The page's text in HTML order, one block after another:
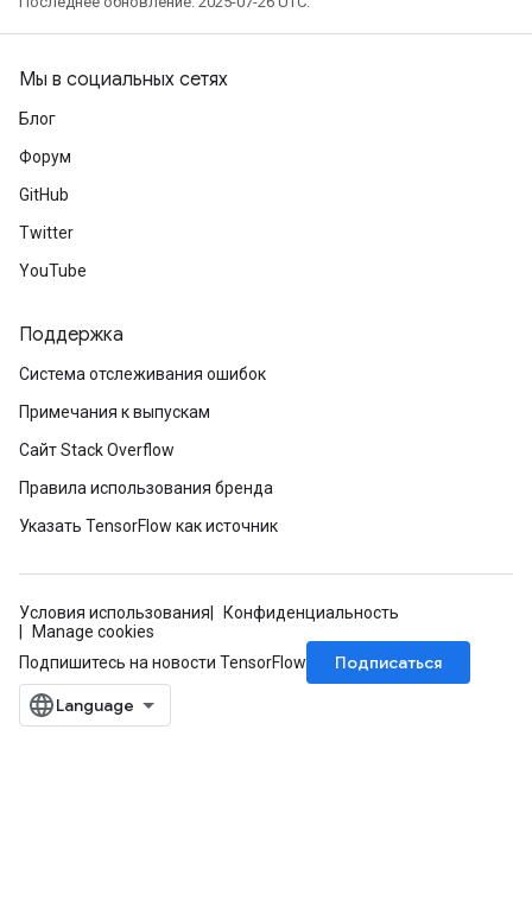
Мы в социальных сетях
Блог
Форум
GitHub
Twitter
YouTube
Поддержка
Система отслеживания ошибок
Примечания к выпускам
Сайт Stack Overflow
Правила использования бренда
Указать TensorFlow как источник
Условия использования
Конфиденциальность
Manage cookies
Подпишитесь на новости TensorFlow
Подписаться